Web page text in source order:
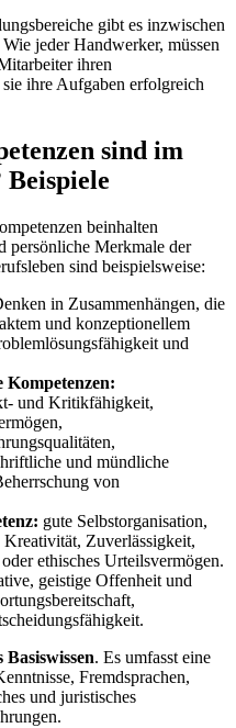
gibt es inzwischen
jeder Handwerker, müssen
ihren
sie ihre Aufgaben erfolgreich
sind im
beinhalten
persönliche Merkmale der
sind beispielsweise:
in Zusammenhängen, die
und konzeptionellem
und
Kompetenzen:
und Kritikfähigkeit,
und mündliche
von
gute Selbstorganisation,
Zuverlässigkeit,
ethisches Urteilsvermögen.
geistige Offenheit und
Basiswissen. Es umfasst eine
Fremdsprachen,
und juristisches